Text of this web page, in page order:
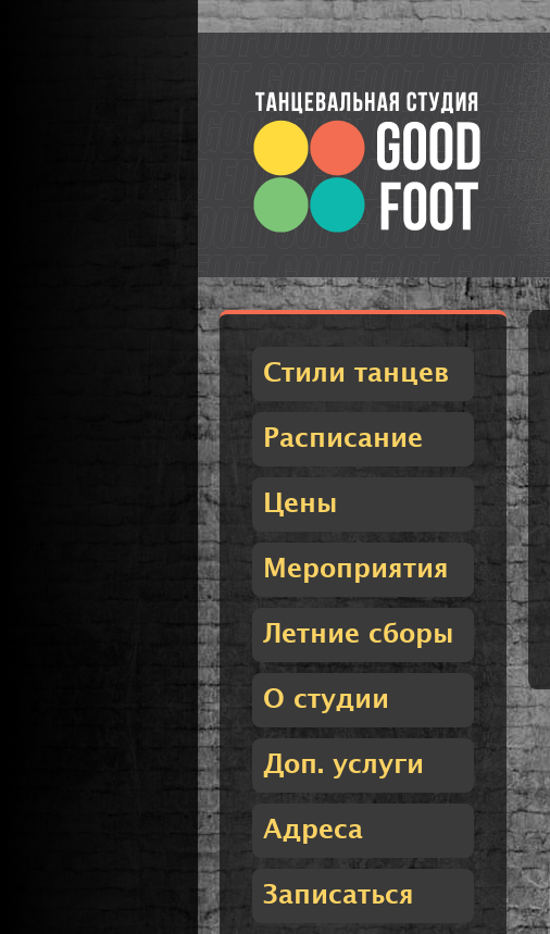
Стили танцев
Расписание
Цены
Мероприятия
Летние сборы
О студии
Доп. услуги
Адреса
Записаться